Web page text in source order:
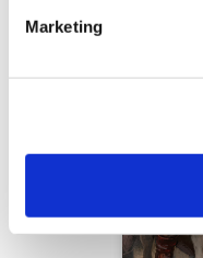
Marketing